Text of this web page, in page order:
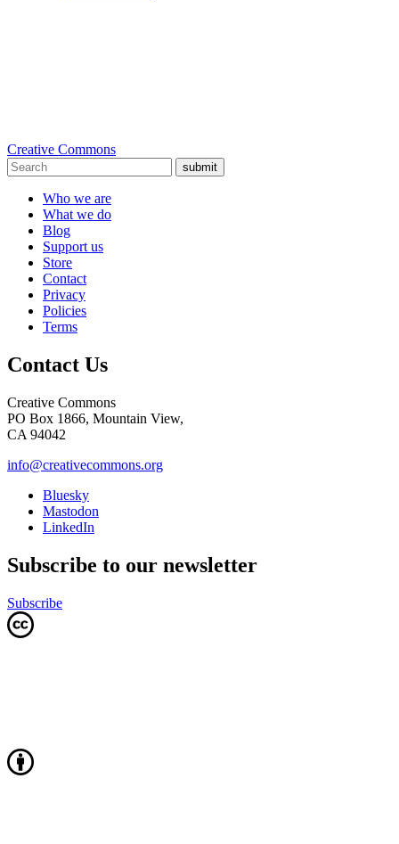
Creative Commons
submit
Who we are
What we do
Blog
Support us
Store
Contact
Privacy
Policies
Terms
Contact Us
Creative Commons
PO Box 1866, Mountain View,
CA 94042
info@creativecommons.org
Bluesky
Mastodon
LinkedIn
Subscribe to our newsletter
Subscribe